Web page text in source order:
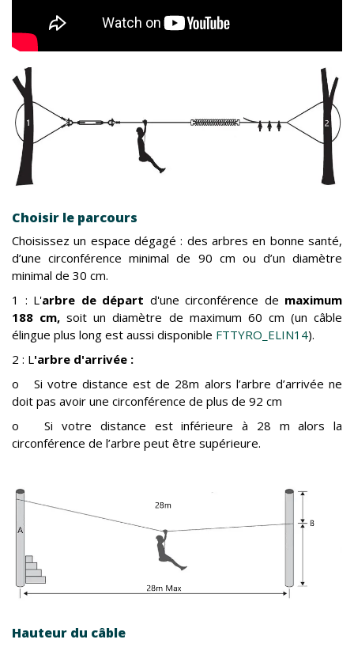
Choisir le parcours
Choisissez un espace dégagé : des arbres en bonne santé,
d’une circonférence minimal de 90 cm ou d’un diamètre
minimal de 30 cm.
1 : L'arbre de départ d'une circonférence de maximum
188 cm, soit un diamètre de maximum 60 cm (un câble
élingue plus long est aussi disponible FTTYRO_ELIN14).
2 : L'arbre d'arrivée :
o Si votre distance est de 28m alors l’arbre d’arrivée ne
doit pas avoir une circonférence de plus de 92 cm
o Si votre distance est inférieure à 28 m alors la
circonférence de l’arbre peut être supérieure.
Hauteur du câble